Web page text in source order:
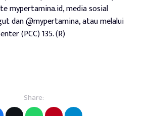
mypertamina.id, media sosial
dan @mypertamina, atau melalui
(PCC) 135. (R)
Share: